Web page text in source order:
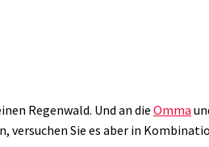
Regenwald. Und an dieOmma
versuchen Sie es aber in